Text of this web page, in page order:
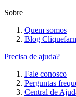
Sobre
Quem somos
Blog
Precisa de ajuda?
Fale conosco
Perguntas
Central de